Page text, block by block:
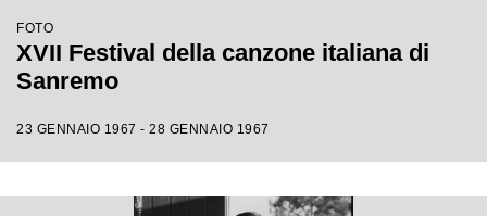
FOTO
XVII Festival della canzone italiana di
Sanremo
23 GENNAIO 1967 - 28 GENNAIO 1967